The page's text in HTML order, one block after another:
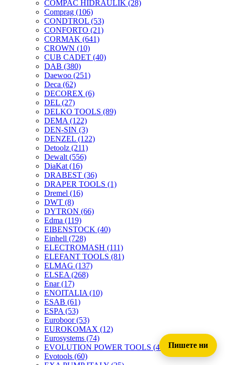
COMPAC HIDRAULIK (28)
Comprag (106)
CONDTROL (53)
CONFORTO (21)
CORMAK (641)
CROWN (10)
CUB CADET (40)
DAB (380)
Daewoo (251)
Deca (62)
DECOREX (6)
DEL (27)
DELKO TOOLS (89)
DEMA (122)
DEN-SIN (3)
DENZEL (122)
Detoolz (211)
Dewalt (556)
DiaKat (16)
DRABEST (36)
DRAPER TOOLS (1)
Dremel (16)
DWT (8)
DYTRON (66)
Edma (119)
EIBENSTOCK (40)
Einhell (728)
ELECTROMASH (111)
ELEFANT TOOLS (81)
ELMAG (137)
ELSEA (268)
Enar(17)
ENOITALIA (10)
ESAB (61)
ESPA (53)
Euroboor(53)
EUROKOMAX (12)
Eurosystems (74)
EVOLUTION POWER TOOLS (45)
Evotools (60)
Пишете ни